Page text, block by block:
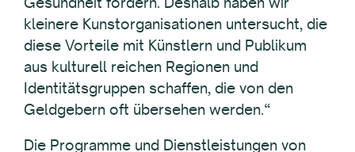
kleinere Kunstorganisationen untersucht, die
diese Vorteile mit Künstlern und Publikum
aus kulturell reichen Regionen und
Identitätsgruppen schaffen, die von den
Geldgebern oft übersehen werden.“
Die Programme und Dienstleistungen von